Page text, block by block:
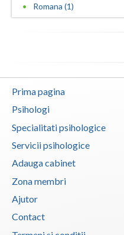
Vrancea
Romana (1)
Prima pagina
Psihologi
Specialitati psihologice
Servicii psihologice
Adauga cabinet
Zona membri
Ajutor
Contact